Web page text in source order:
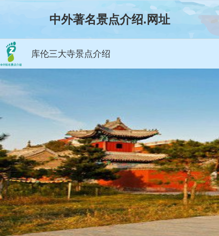
中外著名景点介绍.网址
库伦三大寺景点介绍